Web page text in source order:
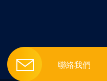
聯絡我們